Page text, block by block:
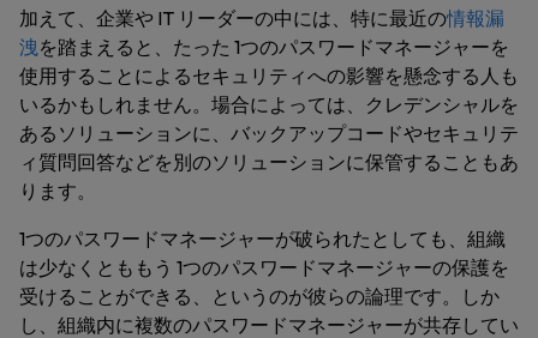
加えて、企業や IT リーダーの中には、特に最近の情報漏
洩を踏まえると、たった 1つのパスワードマネージャーを
使用することによるセキュリティへの影響を懸念する人も
いるかもしれません。場合によっては、クレデンシャルを
あるソリューションに、バックアップコードやセキュリテ
ィ質問回答などを別のソリューションに保管することもあ
ります。
1つのパスワードマネージャーが破られたとしても、組織
は少なくとももう 1つのパスワードマネージャーの保護を
受けることができる、というのが彼らの論理です。しか
し、組織内に複数のパスワードマネージャーが共存してい